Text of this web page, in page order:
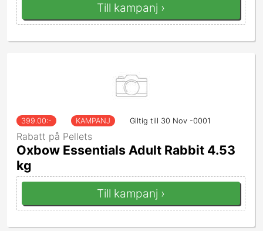
Till kampanj ›
399.00:- KAMPANJ Giltig till 30 Nov -0001
Rabatt på Pellets
Oxbow Essentials Adult Rabbit 4.53
kg
Till kampanj ›